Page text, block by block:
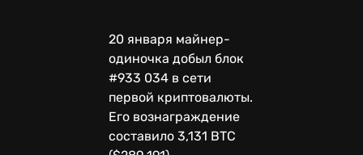
20 января майнер-
одиночка добыл блок
#933 034 в сети
первой криптовалюты.
Его вознаграждение
составило 3,131 BTC